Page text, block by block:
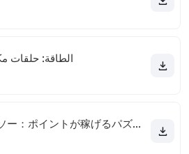
الطاقة: حلقات
ポイ活ジグソー：ポイントが稼げるパズルゲーム